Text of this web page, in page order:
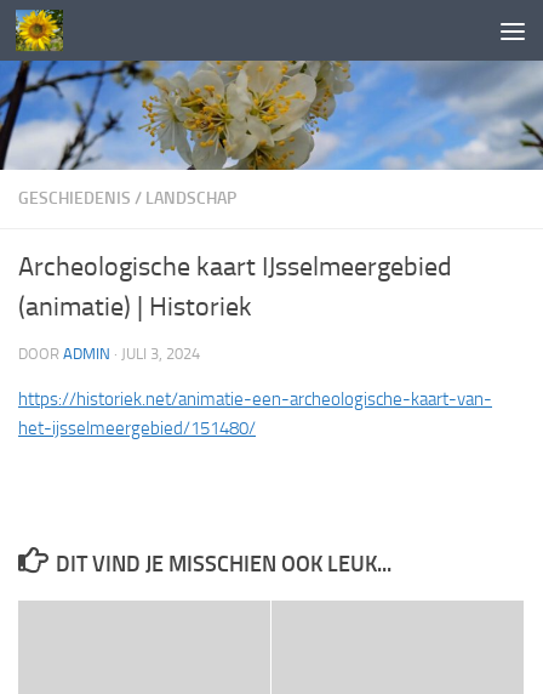
Doorgaan naar inhoud
GESCHIEDENIS / LANDSCHAP
Archeologische kaart IJsselmeergebied
(animatie) | Historiek
DOOR ADMIN · JULI 3, 2024
https://historiek.net/animatie-een-archeologische-kaart-van-
het-ijsselmeergebied/151480/
DIT VIND JE MISSCHIEN OOK LEUK...